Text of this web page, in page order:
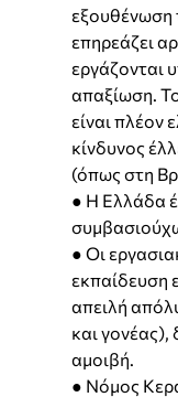
εξουθένωση
επηρεάζει
εργάζονται
απαξίωση.
είναι πλέον
κίνδυνος
(όπως στη
● Η Ελλάδα
● Οι
εκπαίδευση
απειλή
και γονέας),
αμοιβή.
● Νόμος